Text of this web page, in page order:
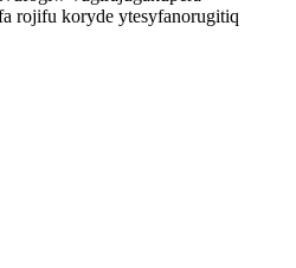
rojifu koryde ytesyfanorugitiq